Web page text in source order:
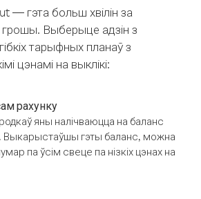
— гэта больш хвілін за
Выберыце адзін з
тарыфных планаў з
цэнамі на выклікі:
рахунку
яны налічваюцца на баланс
Выкарыстаўшы гэты баланс, можна
па ўсім свеце па нізкіх цэнах на